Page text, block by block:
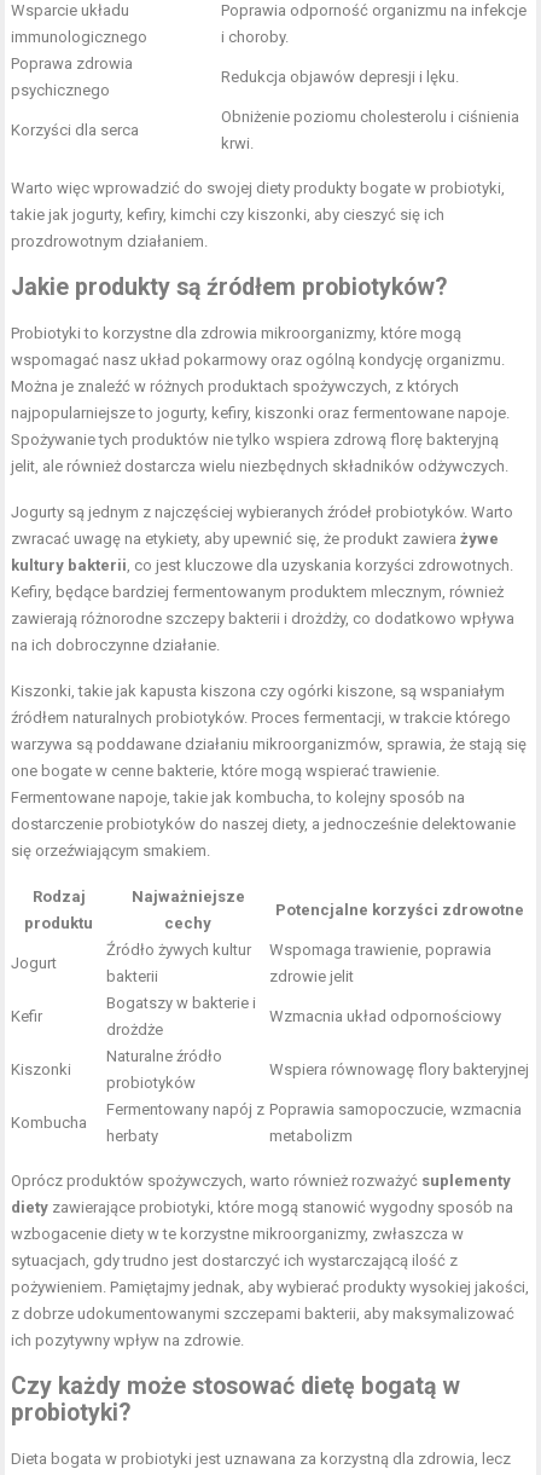
Wsparcie układu
immunologicznego
Poprawia odporność organizmu na infekcje
i choroby.
Poprawa zdrowia
psychicznego
Redukcja objawów depresji i lęku.
Korzyści dla serca
Obniżenie poziomu cholesterolu i ciśnienia
krwi.
Warto więc wprowadzić do swojej diety produkty bogate w probiotyki,
takie jak jogurty, kefiry, kimchi czy kiszonki, aby cieszyć się ich
prozdrowotnym działaniem.
Jakie produkty są źródłem probiotyków?
Probiotyki to korzystne dla zdrowia mikroorganizmy, które mogą
wspomagać nasz układ pokarmowy oraz ogólną kondycję organizmu.
Można je znaleźć w różnych produktach spożywczych, z których
najpopularniejsze to jogurty, kefiry, kiszonki oraz fermentowane napoje.
Spożywanie tych produktów nie tylko wspiera zdrową florę bakteryjną
jelit, ale również dostarcza wielu niezbędnych składników odżywczych.
Jogurty są jednym z najczęściej wybieranych źródeł probiotyków. Warto
zwracać uwagę na etykiety, aby upewnić się, że produkt zawierażywe
kultury bakterii, co jest kluczowe dla uzyskania korzyści zdrowotnych.
Kefiry, będące bardziej fermentowanym produktem mlecznym, również
zawierają różnorodne szczepy bakterii i drożdży, co dodatkowo wpływa
na ich dobroczynne działanie.
Kiszonki, takie jak kapusta kiszona czy ogórki kiszone, są wspaniałym
źródłem naturalnych probiotyków. Proces fermentacji, w trakcie którego
warzywa są poddawane działaniu mikroorganizmów, sprawia, że stają się
one bogate w cenne bakterie, które mogą wspierać trawienie.
Fermentowane napoje, takie jak kombucha, to kolejny sposób na
dostarczenie probiotyków do naszej diety, a jednocześnie delektowanie
się orzeźwiającym smakiem.
Rodzaj
produktu
Najważniejsze
cechy
Potencjalne korzyści zdrowotne
Jogurt
Źródło żywych kultur
bakterii
Wspomaga trawienie, poprawia
zdrowie jelit
Kefir
Bogatszy w bakterie i
drożdże
Wzmacnia układ odpornościowy
Kiszonki
Naturalne źródło
probiotyków
Wspiera równowagę flory bakteryjnej
Kombucha
Fermentowany napój z
herbaty
Poprawia samopoczucie, wzmacnia
metabolizm
Oprócz produktów spożywczych, warto również rozważyć suplementy
diety zawierające probiotyki, które mogą stanowić wygodny sposób na
wzbogacenie diety w te korzystne mikroorganizmy, zwłaszcza w
sytuacjach, gdy trudno jest dostarczyć ich wystarczającą ilość z
pożywieniem. Pamiętajmy jednak, aby wybierać produkty wysokiej jakości,
z dobrze udokumentowanymi szczepami bakterii, aby maksymalizować
ich pozytywny wpływ na zdrowie.
Czy każdy może stosować dietę bogatą w
probiotyki?
Dieta bogata w probiotyki jest uznawana za korzystną dla zdrowia, lecz